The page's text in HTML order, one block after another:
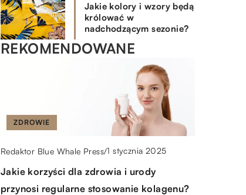
Jakie kolory i wzory będą
królować w
nadchodzącym sezonie?
REKOMENDOWANE
MEDYCYNA ZDROWIE
ZDROWIE
Redaktor Blue Whale Press/1 stycznia 2025
Jakie korzyści dla zdrowia i urody
przynosi regularne stosowanie kolagenu?
DODATKI MODA